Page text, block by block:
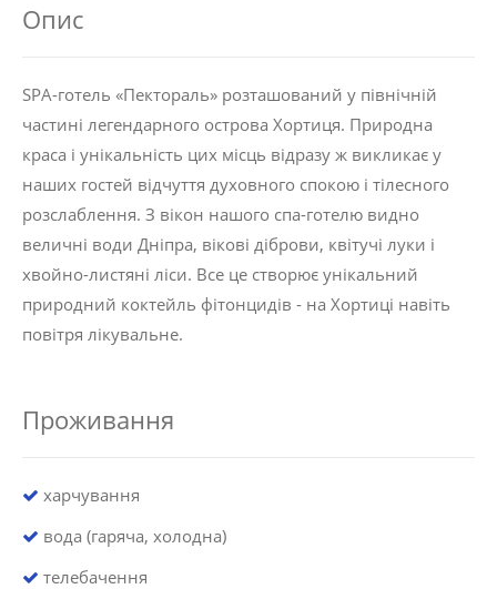
Опис
SPA-готель «Пектораль» розташований у північній
частині легендарного острова Хортиця. Природна
краса і унікальність цих місць відразу ж викликає у
наших гостей відчуття духовного спокою і тілесного
розслаблення. З вікон нашого спа-готелю видно
величні води Дніпра, вікові діброви, квітучі луки і
хвойно-листяні ліси. Все це створює унікальний
природний коктейль фітонцидів - на Хортиці навіть
повітря лікувальне.
Проживання
харчування
вода (гаряча, холодна)
телебачення